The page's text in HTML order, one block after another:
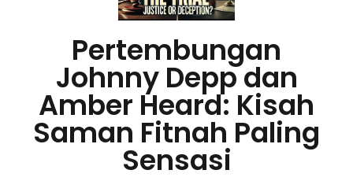
Pertembungan
Johnny Depp dan
Amber Heard: Kisah
Saman Fitnah Paling
Sensasi